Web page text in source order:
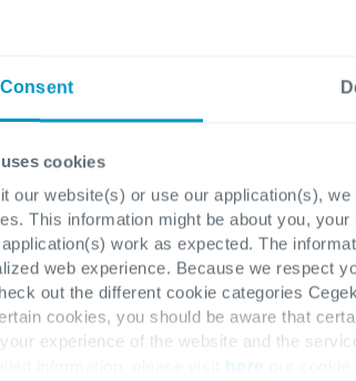
Consent
cookies
our website(s) or use our application(s),
This information might be about you,
work as expected. The
web experience. Because we respect
out the different cookie categories
cookies, you should be aware that
experience of the website and the
” assicura